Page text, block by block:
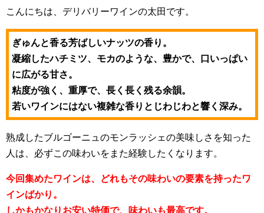
こんにちは、デリバリーワインの太田です。
ぎゅんと香る芳ばしいナッツの香り。
凝縮したハチミツ、モカのような、豊かで、口いっぱい
に広がる甘さ。
粘度が強く、重厚で、長く長く残る余韻。
若いワインにはない複雑な香りとじわじわと響く深み。
熟成したブルゴーニュのモンラッシェの美味しさを知った
人は、必ずこの味わいをまた経験したくなります。
今回集めたワインは、どれもその味わいの要素を持ったワ
インばかり。
しかもかなりお安い特価で、味わいも最高です。